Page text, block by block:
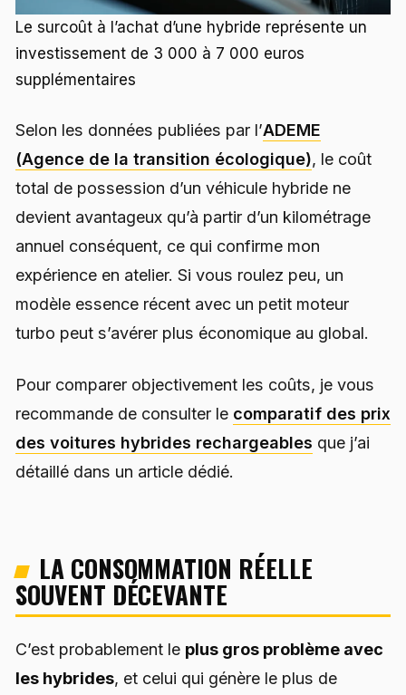
Le surcoût à l’achat d’une hybride représente un
investissement de 3 000 à 7 000 euros
supplémentaires
Selon les données publiées par l’ADEME
(Agence de la transition écologique), le coût
total de possession d’un véhicule hybride ne
devient avantageux qu’à partir d’un kilométrage
annuel conséquent, ce qui confirme mon
expérience en atelier. Si vous roulez peu, un
modèle essence récent avec un petit moteur
turbo peut s’avérer plus économique au global.
Pour comparer objectivement les coûts, je vous
recommande de consulter le comparatif des prix
des voitures hybrides rechargeables que j’ai
détaillé dans un article dédié.
LA CONSOMMATION RÉELLE
SOUVENT DÉCEVANTE
C’est probablement le plus gros problème avec
les hybrides, et celui qui génère le plus de